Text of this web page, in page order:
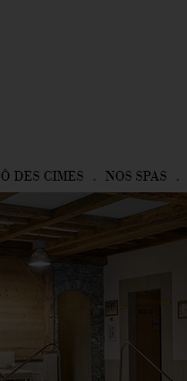
Ô DES CIMES NOS SPAS